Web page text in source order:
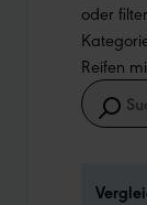
oder
Reifen